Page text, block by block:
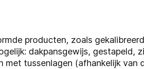
producten, zoals
dakpansgewijs, gestapeld,
tussenlagen (afhankelijk van